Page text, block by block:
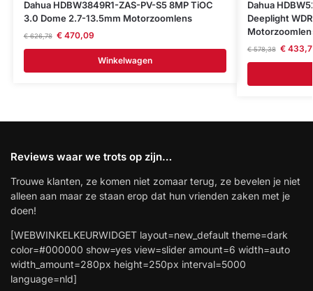
Dahua HDBW3849R1-ZAS-PV-S5 8MP TiOC
3.0 Dome 2.7-13.5mm Motorzoomlens
€626,78 €470,09
Winkelwagen
Dahua
Deeplight
€578,38 €
Reviews waar we trots op zijn…
Trouwe klanten, ze komen niet zomaar terug, ze bevelen je niet
alleen aan maar ze staan erop dat hun vrienden zaken met je
doen!
[WEBWINKELKEURWIDGET layout=new_default theme=dark
color=#000000 show=yes view=slider amount=6 width=auto
width_amount=280px height=250px interval=5000
language=nld]